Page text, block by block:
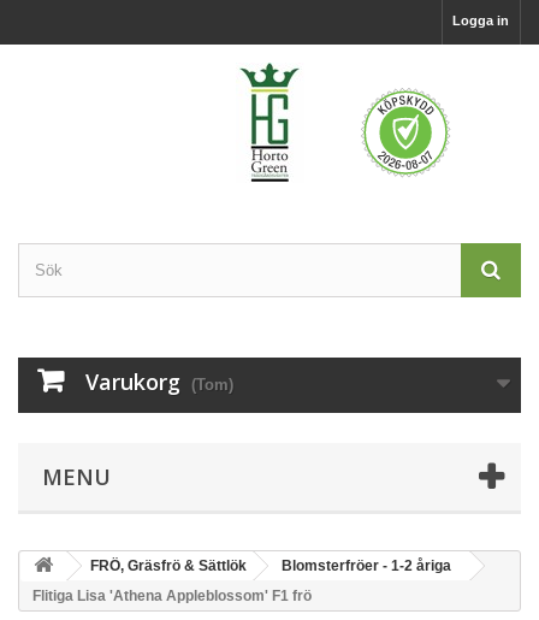
Logga in
Varukorg (Tom)
MENU
FRÖ, Gräsfrö & Sättlök
Blomsterfröer - 1-2 åriga
Flitiga Lisa 'Athena Appleblossom' F1 frö